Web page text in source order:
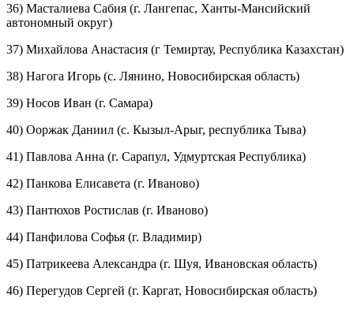
36) Масталиева Сабия (г. Лангепас, Ханты-Мансийский
автономный округ)
37) Михайлова Анастасия (г Темиртау, Республика Казахстан)
38) Нагога Игорь (с. Лянино, Новосибирская область)
39) Носов Иван (г. Самара)
40) Ооржак Даниил (с. Кызыл-Арыг, республика Тыва)
41) Павлова Анна (г. Сарапул, Удмуртская Республика)
42) Панкова Елисавета (г. Иваново)
43) Пантюхов Ростислав (г. Иваново)
44) Панфилова Софья (г. Владимир)
45) Патрикеева Александра (г. Шуя, Ивановская область)
46) Перегудов Сергей (г. Каргат, Новосибирская область)